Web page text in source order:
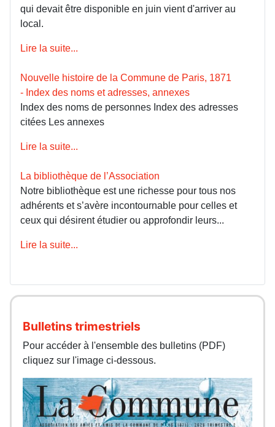
qui devait être disponible en juin vient d'arriver au
local.
Lire la suite...
Nouvelle histoire de la Commune de Paris, 1871
- Index des noms et adresses, annexes
Index des noms de personnes Index des adresses
citées Les annexes
Lire la suite...
La bibliothèque de l’Association
Notre bibliothèque est une richesse pour tous nos
adhérents et s’avère incontournable pour celles et
ceux qui désirent étudier ou approfondir leurs...
Lire la suite...
Bulletins trimestriels
Pour accéder à l'ensemble des bulletins (PDF)
cliquez sur l'image ci-dessous.